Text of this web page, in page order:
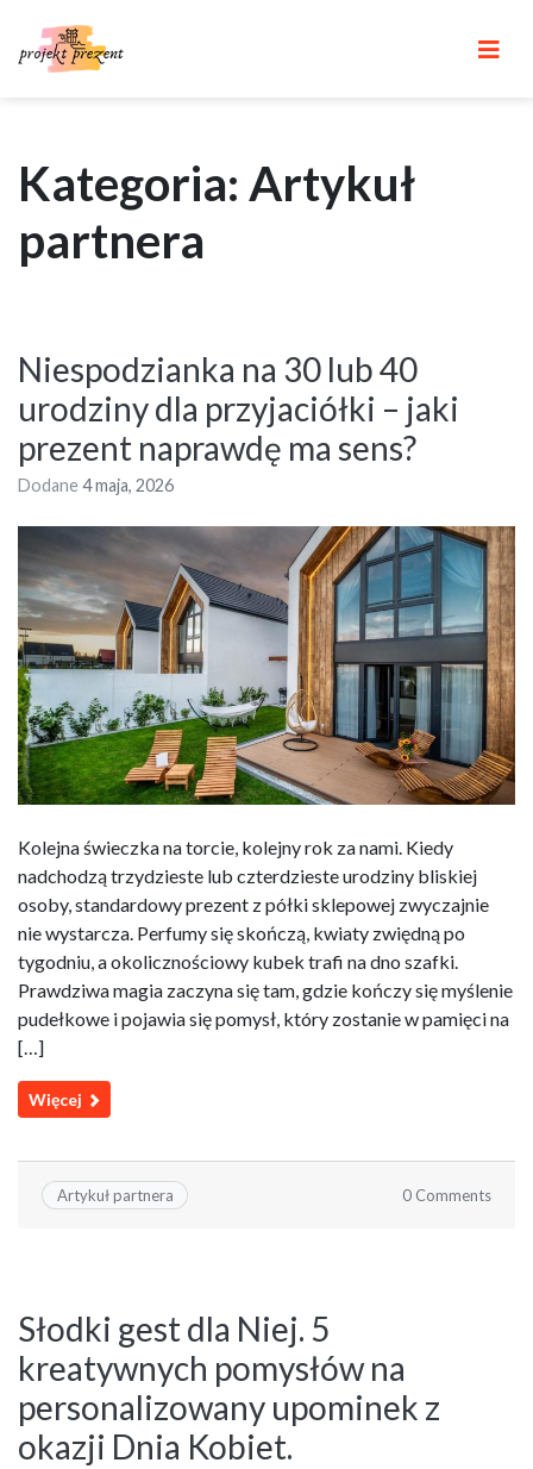
content
Kategoria: Artykuł
partnera
Niespodzianka na 30 lub 40
urodziny dla przyjaciółki – jaki
prezent naprawdę ma sens?
Dodane4 maja, 2026
Kolejna świeczka na torcie, kolejny rok za nami. Kiedy
nadchodzą trzydzieste lub czterdzieste urodziny bliskiej
osoby, standardowy prezent z półki sklepowej zwyczajnie
nie wystarcza. Perfumy się skończą, kwiaty zwiędną po
tygodniu, a okolicznościowy kubek trafi na dno szafki.
Prawdziwa magia zaczyna się tam, gdzie kończy się myślenie
pudełkowe i pojawia się pomysł, który zostanie w pamięci na
[…]
Więcej
Artykuł partnera 0 Comments
Słodki gest dla Niej. 5
kreatywnych pomysłów na
personalizowany upominek z
okazji Dnia Kobiet.